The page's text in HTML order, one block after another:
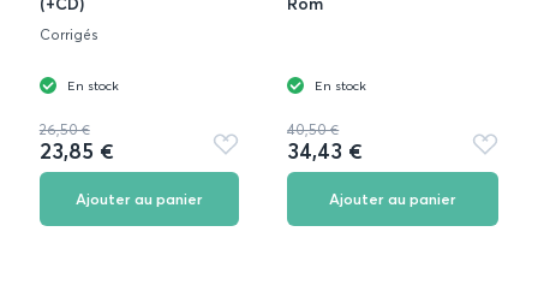
(+CD)
Corrigés
En stock
26,50 €
23,85 €
Ajouter
aux
Ajouter au panier
Rom
En stock
40,50 €
34,43 €
Ajouter
aux
Ajouter au panier